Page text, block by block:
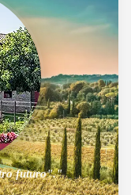
distintivi.
a dessert o
ogni
futuro"."